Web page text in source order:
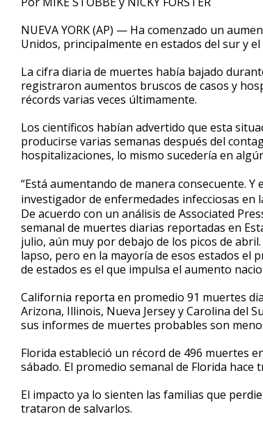
NUEVA YORK (AP) — Ha comenzado un
Unidos, principalmente en estados del sur y
La cifra diaria de muertes había bajado
registraron aumentos bruscos de casos y
récords varias veces últimamente.
Los científicos habían advertido que esta
producirse varias semanas después del
hospitalizaciones, lo mismo sucedería en
“Está aumentando de manera consecuente.
investigador de enfermedades infecciosas en
De acuerdo con un análisis de Associated
semanal de muertes diarias reportadas en
julio, aún muy por debajo de los picos de
lapso, pero en la mayoría de esos estados el
de estados es el que impulsa el aumento
California reporta en promedio 91 muertes
Arizona, Illinois, Nueva Jersey y Carolina del
sus informes de muertes probables son
Florida estableció un récord de 496 muertes
sábado. El promedio semanal de Florida hace
El impacto ya lo sienten las familias que
trataron de salvarlos.